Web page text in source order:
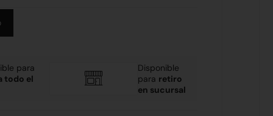
para
todo el
Disponible
para retiro
en sucursal